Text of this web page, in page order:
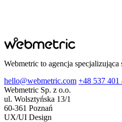
Webmetric to agencja
hello@webmetric.com +48 537 401
Webmetric Sp. z o.o.
ul. Wolsztyńska 13/1
60-361 Poznań
UX/UI Design